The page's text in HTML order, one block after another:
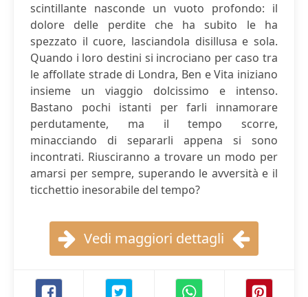
scintillante nasconde un vuoto profondo: il
dolore delle perdite che ha subito le ha
spezzato il cuore, lasciandola disillusa e sola.
Quando i loro destini si incrociano per caso tra
le affollate strade di Londra, Ben e Vita iniziano
insieme un viaggio dolcissimo e intenso.
Bastano pochi istanti per farli innamorare
perdutamente, ma il tempo scorre,
minacciando di separarli appena si sono
incontrati. Riusciranno a trovare un modo per
amarsi per sempre, superando le avversità e il
ticchettio inesorabile del tempo?
Vedi maggiori dettagli